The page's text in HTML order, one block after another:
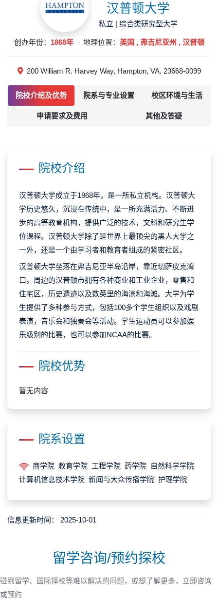
汉普顿大学
私立 | 综合类研究型大学
创办年份： 1868年 地理位置： 美国 , 弗吉尼亚州 , 汉普顿
200 William R. Harvey Way, Hampton, VA, 23668-0099
院校介绍及优势 院系与专业设置 校区环境与生活
申请要求及费用 其他及答疑
院校介绍
汉普顿大学成立于1868年，是一所私立机构。汉普顿大
学历史悠久，沉浸在传统中，是一所充满活力、不断进
步的高等教育机构，提供广泛的技术，文科和研究生学
位课程。汉普顿大学除了是世界上最顶尖的黑人大学之
一外，还是一个由学习者和教育者组成的紧密社区。
汉普顿大学坐落在弗吉尼亚半岛沿岸，靠近切萨皮克湾
口。周边的汉普顿市拥有各种商业和工业企业，零售和
住宅区，历史遗迹以及数英里的海滨和海滩。大学为学
生提供了多种参与方式，包括100多个学生组织以及戏剧
表演，音乐会和独奏会等活动。学生运动员可以参加娱
乐级别的比赛，也可以参加NCAA的比赛。
院校优势
暂无内容
院系设置
商学院 教育学院 工程学院 药学院 自然科学学院
计算机信息技术学院 新闻与大众传播学院 护理学院
信息更新时间： 2025-10-01
留学咨询/预约探校
碰到留学、国际择校等难以解决的问题，或想了解更多，立即咨询
或预约